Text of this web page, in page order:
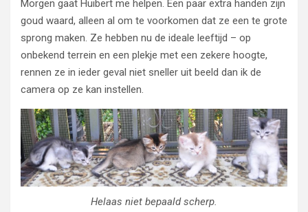
Morgen gaat Huibert me helpen. Een paar extra handen zijn
goud waard, alleen al om te voorkomen dat ze een te grote
sprong maken. Ze hebben nu de ideale leeftijd – op
onbekend terrein en een plekje met een zekere hoogte,
rennen ze in ieder geval niet sneller uit beeld dan ik de
camera op ze kan instellen.
Helaas niet bepaald scherp.